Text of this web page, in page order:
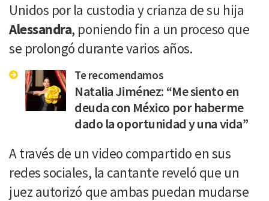
Unidos por la custodia y crianza de su hija
Alessandra, poniendo fin a un proceso que
se prolongó durante varios años.
Te recomendamos
Natalia Jiménez: “Me siento en
deuda con México por haberme
dado la oportunidad y una vida”
A través de un video compartido en sus
redes sociales, la cantante reveló que un
juez autorizó que ambas puedan mudarse